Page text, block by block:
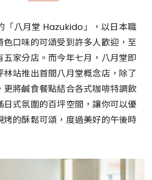
「八月堂 Hazukido」，以日本職
色口味的可頌受到許多人歡迎，至
五家分店。而今年七月，八月堂即
站推出首間八月堂概念店，除了
更將鹹食餐點結合各式咖啡特調飲
日式氛圍的百坪空間，讓你可以優
烤的酥鬆可頌，度過美好的午後時